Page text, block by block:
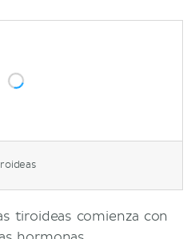
tiroideas comienza con